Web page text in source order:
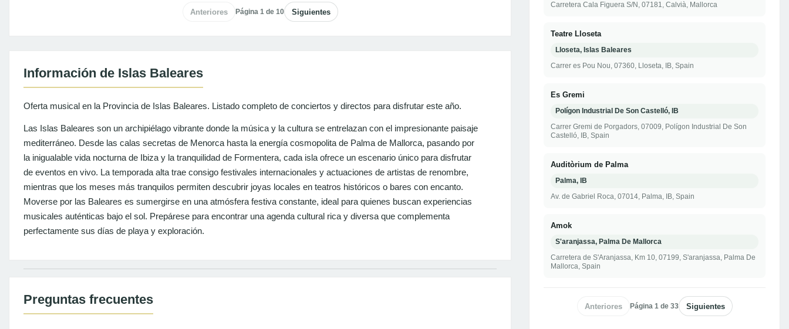
Anteriores Página 1 de 10 Siguientes
Información de Islas Baleares
Oferta musical en la Provincia de Islas Baleares. Listado completo de conciertos y directos para disfrutar este año.
Las Islas Baleares son un archipiélago vibrante donde la música y la cultura se entrelazan con el impresionante paisaje
mediterráneo. Desde las calas secretas de Menorca hasta la energía cosmopolita de Palma de Mallorca, pasando por
la inigualable vida nocturna de Ibiza y la tranquilidad de Formentera, cada isla ofrece un escenario único para disfrutar
de eventos en vivo. La temporada alta trae consigo festivales internacionales y actuaciones de artistas de renombre,
mientras que los meses más tranquilos permiten descubrir joyas locales en teatros históricos o bares con encanto.
Moverse por las Baleares es sumergirse en una atmósfera festiva constante, ideal para quienes buscan experiencias
musicales auténticas bajo el sol. Prepárese para encontrar una agenda cultural rica y diversa que complementa
perfectamente sus días de playa y exploración.
Preguntas frecuentes
Carretera Cala Figuera S/N, 07181, Calvià, Mallorca
Teatre Lloseta
Lloseta, Islas Baleares
Carrer es Pou Nou, 07360, Lloseta, IB, Spain
Es Gremi
Polígon Industrial De Son Castelló, IB
Carrer Gremi de Porgadors, 07009, Polígon Industrial De Son
Castelló, IB, Spain
Auditòrium de Palma
Palma, IB
Av. de Gabriel Roca, 07014, Palma, IB, Spain
Amok
S'aranjassa, Palma De Mallorca
Carretera de S'Aranjassa, Km 10, 07199, S'aranjassa, Palma De
Mallorca, Spain
Anteriores Página 1 de 33 Siguientes